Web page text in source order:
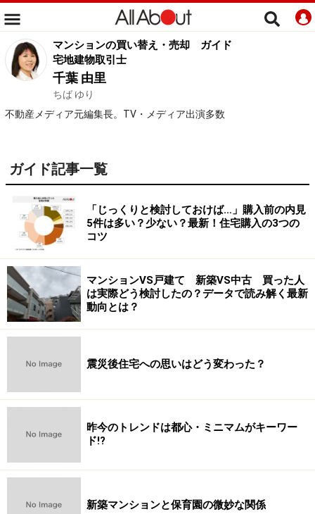
マンションの買い替え・売却
ガイド
宅地建物取引士
千葉 由里
ちば ゆり
不動産メディア元編集長。TV・メディア出演多数
ガイド記事一覧
「じっくりと検討しておけば…」購入前の内見
5件は多い？少ない？最新！住宅購入の3つの
コツ
マンションVS戸建て 新築VS中古 買った人
は実際どう検討したの？データで読み解く最新
動向とは？
震災後住宅への思いはどう変わった？
昨今のトレンドは都心・ミニマムがキーワー
ド!?
新築マンションと保育園の微妙な関係